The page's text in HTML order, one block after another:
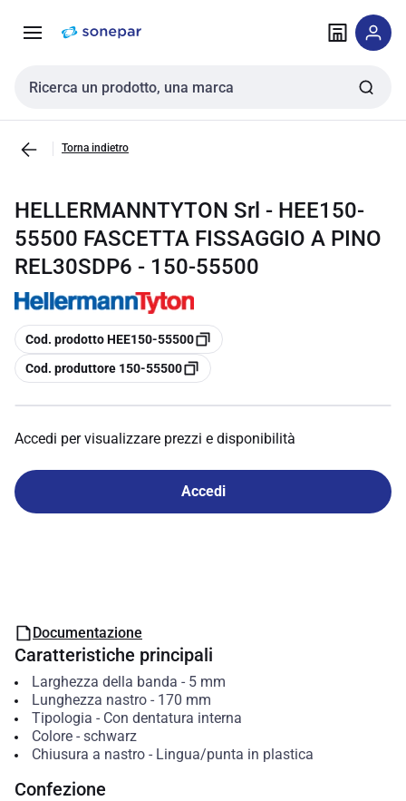
navigazione alla
Cerca input
Torna indietro
HELLERMANNTYTON Srl - HEE150-
55500 FASCETTA FISSAGGIO A PINO
REL30SDP6 - 150-55500
copia
Cod. prodotto HEE150-55500
copia
Cod. produttore 150-55500
Accedi per visualizzare prezzi e disponibilità
Accedi
Documentazione
Caratteristiche principali
Larghezza della banda - 5 mm
Lunghezza nastro- 170 mm
Tipologia - Con dentatura interna
Colore- schwarz
Chiusura a nastro- Lingua/punta in plastica
Confezione